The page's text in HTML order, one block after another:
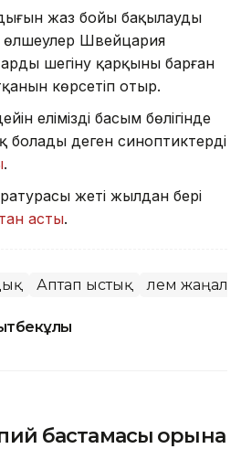
жаз бойы бақылауды
өлшеулер Швейцария
шегіну қарқыны барған
көрсетіп отыр.
еліміздің басым бөлігінде
болады деген синоптиктердің
.
жеті жылдан бері
асты.
Аптап ыстық Әлем
бастамасы қорына